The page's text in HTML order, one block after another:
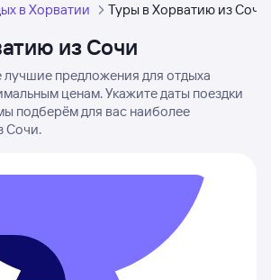
в Хорватии Туры в Хорватию из Сочи
из Сочи
лучшие предложения для отдыха
ценам. Укажите даты поездки
подберём для вас наиболее
Сочи.